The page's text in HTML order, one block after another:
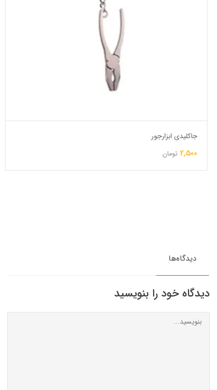
جاکلیدی ابزارجور
2,500 تومان
دیدگاه‌ها
دیدگاه خود را بنویسید